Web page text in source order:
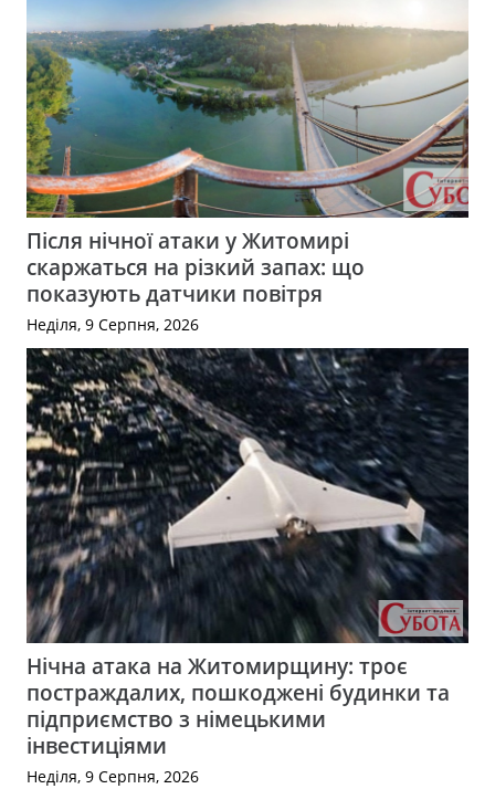
Після нічної атаки у Житомирі
скаржаться на різкий запах: що
показують датчики повітря
Неділя, 9 Серпня, 2026
Нічна атака на Житомирщину: троє
постраждалих, пошкоджені будинки та
підприємство з німецькими
інвестиціями
Неділя, 9 Серпня, 2026